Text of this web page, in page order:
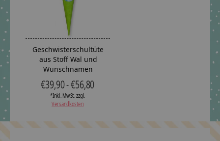
Geschwisterschultüte
aus Stoff Wal und
Wunschnamen
€39,90 - €56,80
*Inkl. MwSt. zzgl.
Versandkosten